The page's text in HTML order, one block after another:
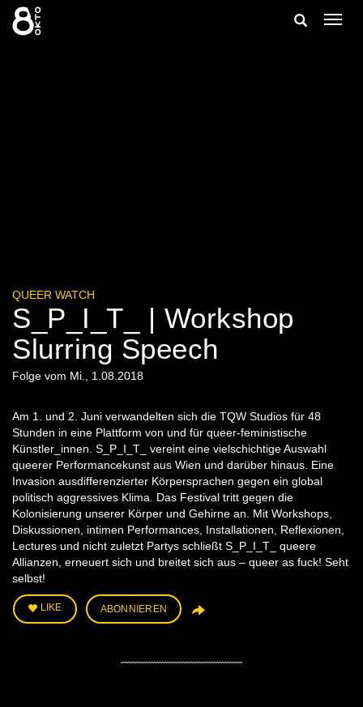
Zum
Inhalt
springen
Suche
QUEER WATCH
S_P_I_T_ | Workshop
Slurring Speech
Folge vom Mi., 1.08.2018
Am 1. und 2. Juni verwandelten sich die TQW Studios für 48
Stunden in eine Plattform von und für queer-feministische
Künstler_innen. S_P_I_T_ vereint eine vielschichtige Auswahl
queerer Performancekunst aus Wien und darüber hinaus. Eine
Invasion ausdifferenzierter Körpersprachen gegen ein global
politisch aggressives Klima. Das Festival tritt gegen die
Kolonisierung unserer Körper und Gehirne an. Mit Workshops,
Diskussionen, intimen Performances, Installationen, Reflexionen,
Lectures und nicht zuletzt Partys schließt S_P_I_T_ queere
Allianzen, erneuert sich und breitet sich aus – queer as fuck! Seht
selbst!
LIKE ABONNIEREN